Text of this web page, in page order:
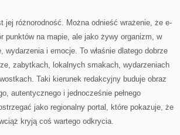
jej różnorodność. Można odnieść wrażenie, że e-
punktów na mapie, ale jako żywy organizm, w
i emocje. To właśnie dlatego dobrze
zabytkach, lokalnych smakach, wydarzeniach
Taki kierunek redakcyjny buduje obraz
autentycznego i jednocześnie pełnego
jako regionalny portal, które pokazuje, że
kryją coś wartego odkrycia.